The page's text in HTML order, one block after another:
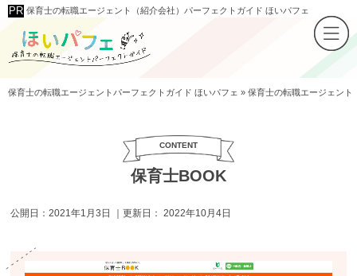
保育士の転職エージェント（紹介会社）パーフェクトガイド ほいパフェ
保育士の転職エージェントパーフェクトガイド ほいパフェ » 保育士の転職エージェント
保育士BOOK
公開日：2021年1月3日 ｜更新日：2022年10月4日